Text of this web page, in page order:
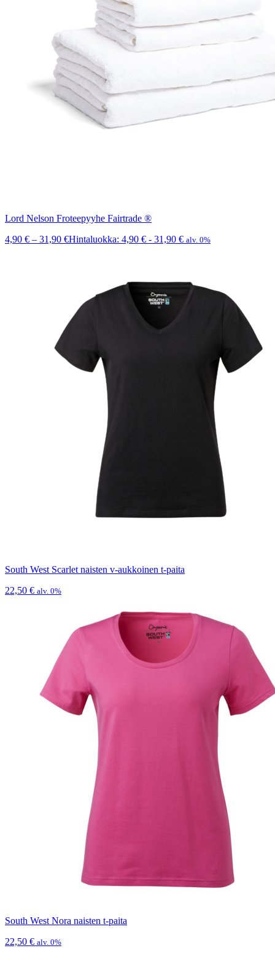
Lord Nelson Froteepyyhe Fairtrade ®
4,90 € – 31,90 €Hintaluokka: 4,90 € - 31,90 € alv. 0%
South West Scarlet naisten v-aukkoinen t-paita
22,50 € alv. 0%
South West Nora naisten t-paita
22,50 € alv. 0%